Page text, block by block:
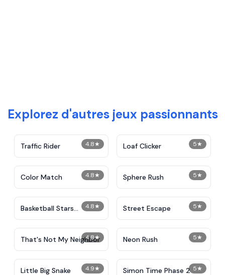
Explorez d'autres jeux passionnants
4.8★
Traffic Rider 5★
Loaf Clicker
4.8★
Color Match 5★
Sphere Rush
4.8★
Basketball Stars
Unblocked
5★
Street Escape
4.8★
That's Not My Neighbor 5★
Neon Rush
4.9★
Little Big Snake 5★
Simon Time Phase 2